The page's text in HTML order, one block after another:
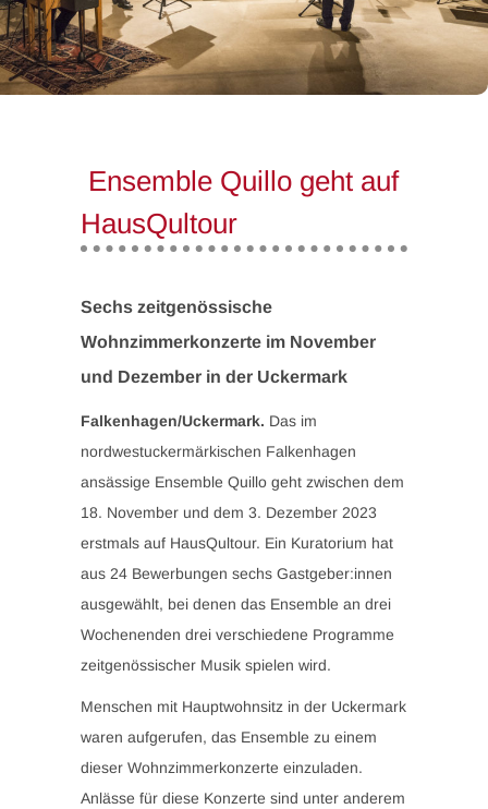
Ensemble Quillo geht auf
HausQultour
Sechs zeitgenössische
Wohnzimmerkonzerte im November
und Dezember in der Uckermark
Falkenhagen/Uckermark. Das im
nordwestuckermärkischen Falkenhagen
ansässige Ensemble Quillo geht zwischen dem
18. November und dem 3. Dezember 2023
erstmals auf HausQultour. Ein Kuratorium hat
aus 24 Bewerbungen sechs Gastgeber:innen
ausgewählt, bei denen das Ensemble an drei
Wochenenden drei verschiedene Programme
zeitgenössischer Musik spielen wird.
Menschen mit Hauptwohnsitz in der Uckermark
waren aufgerufen, das Ensemble zu einem
dieser Wohnzimmerkonzerte einzuladen.
Anlässe für diese Konzerte sind unter anderem